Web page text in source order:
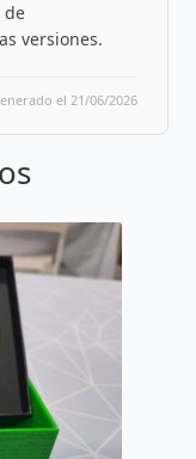
de
versiones.
el 21/06/2026